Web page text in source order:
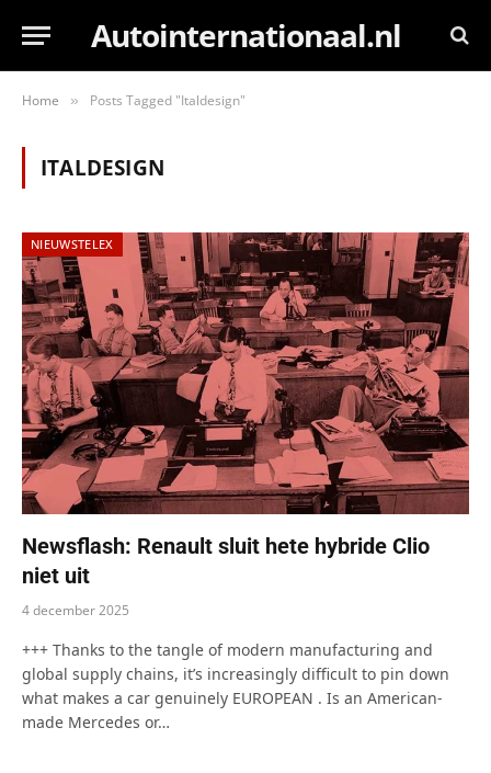
Autointernationaal.nl
Home » Posts Tagged "Italdesign"
ITALDESIGN
NIEUWSTELEX
Newsflash: Renault sluit hete hybride Clio
niet uit
4 december 2025
+++ Thanks to the tangle of modern manufacturing and
global supply chains, it’s increasingly difficult to pin down
what makes a car genuinely EUROPEAN . Is an American-
made Mercedes or…